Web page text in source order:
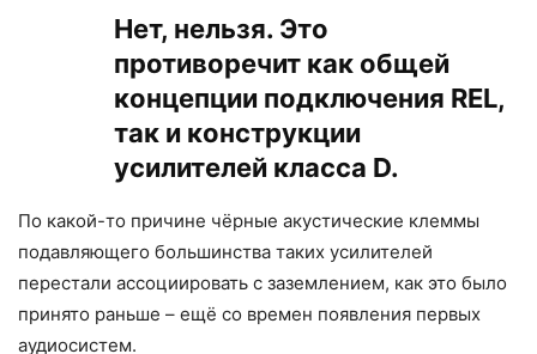
Нет, нельзя. Это
противоречит как общей
концепции подключения REL,
так и конструкции
усилителей класса D.
По какой-то причине чёрные акустические клеммы
подавляющего большинства таких усилителей
перестали ассоциировать с заземлением, как это было
принято раньше – ещё со времен появления первых
аудиосистем.